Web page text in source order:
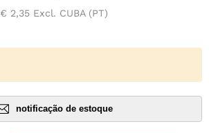
€ 2,35 Excl. CUBA (PT)
notificação de estoque